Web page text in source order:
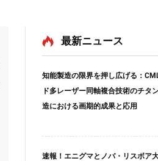
最新ニュース
知能製造の限界を押し広げる：
ド多レーザー同軸複合技術のチタ
造における画期的成果と応用
速報！エニグマとノバ・リスボア